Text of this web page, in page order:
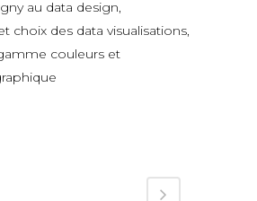
au data design,
choix des data visualisations,
couleurs et